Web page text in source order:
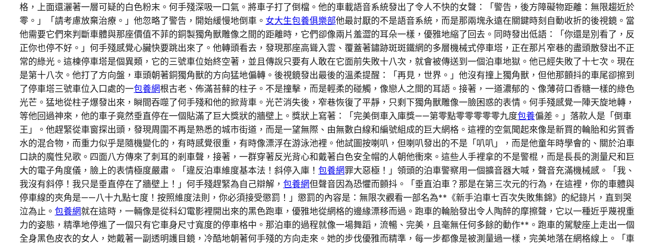
格，上面還灑著一層可疑的白色粉末。何手殘深吸一口氣。將車子打了倒檔。他的車載語音系統發出了令人不快的女聲：「警告，後方障礙物距離：無限趨近於
零。」「請考慮放棄治療。」他忽略了警告，開始緩慢地倒車。 女大生包養俱樂部他最討厭的不是語音系統，而是那兩塊永遠在關鍵時刻自動收折的後視鏡。當
他需要它們來判斷車體與那座價值不菲的銅製獨角獸雕像之間的距離時，它們卻像兩片羞澀的耳朵一樣，優雅地縮了回去。同時發出低語：「你還是別看了，反
正你也停不好。」何手殘感覺心臟快要跳出來了。他轉頭看去，發現那座高聳入雲、覆蓋著鏽跡斑斑鐵網的多層機械式停車塔，正在那片窄巷的盡頭散發出不正
常的綠光。這棟停車塔是個異類，它的三號車位始終空著，並且傳說只要有人敢在它面前失敗十八次，就會被傳送到一個泊車地獄。他已經失敗了十七次。現在
是第十八次。他打了方向盤，車頭朝著銅獨角獸的方向猛地偏轉。後視鏡發出最後的溫柔提醒：「再見，世界。」他沒有撞上獨角獸，但他那顫抖的車尾卻擦到
了停車塔三號車位入口處的一包養網根古老、佈滿苔蘚的柱子。不是撞擊，而是輕柔的碰觸，像戀人之間的耳語。接著，一道濃郁的、像薄荷口香糖一樣的綠色
光芒。猛地從柱子爆發出來，瞬間吞噬了何手殘和他的掀背車。光芒消失後，窄巷恢復了平靜，只剩下獨角獸雕像一臉困惑的表情。何手殘感覺一陣天旋地轉，
等他回過神來，他的車子竟然垂直停在一個貼滿了巨大獎狀的牆壁上。獎狀上寫著：「完美倒車入庫獎——第零點零零零零零九度包養偏差。」落款人是「倒車
王」。他趕緊從車窗探出頭，發現周圍不再是熟悉的城市街道，而是一望無際、由無數白線和編號組成的巨大網格。這裡的空氣聞起來像是新買的輪胎和劣質香
水的混合物，而重力似乎是隨機變化的，有時感覺很重，有時像漂浮在游泳池裡。他試圖按喇叭，但喇叭發出的不是「叭叭」，而是他童年時學會的、關於泊車
口訣的魔性兒歌。四面八方傳來了刺耳的剎車聲，接著，一群穿著反光背心和戴著白色安全帽的人朝他衝來。這些人手裡拿的不是警棍，而是長長的測量尺和巨
大的電子角度儀，臉上的表情極度嚴肅。「違反泊車維度基本法！斜停入庫！ 包養網罪大惡極！」領頭的泊車警察用一個擴音器大喊，聲音充滿機械感。「我、
我沒有斜停！我只是垂直停在了牆壁上！」何手殘趕緊為自己辯解， 包養網但聲音因為恐懼而顫抖。「垂直泊車？那是在第三次元的行為，在這裡，你的車體與
停車線的夾角是——八十九點七度！按照維度法則，你必須接受懲罰！」懲罰的內容是：無限次觀看一部名為**《新手泊車七百次失敗集錦》的紀錄片，直到哭
泣為止。 包養網就在這時，一輛像是從科幻電影裡開出來的黑色跑車，優雅地從網格的邊緣漂移而過。跑車的輪胎發出令人陶醉的摩擦聲，它以一種近乎蔑視重
力的姿態，精準地停進了一個只有它車身尺寸寬度的停車格中。那泊車的過程就像一場舞蹈，流暢、完美，且毫無任何多餘的動作**。跑車的駕駛座上走出一個
全身黑色皮衣的女人，她戴著一副透明護目鏡，冷酷地朝著何手殘的方向走來。她的步伐優雅而精準，每一步都像是被測量過一樣，完美地落在網格線上。「車